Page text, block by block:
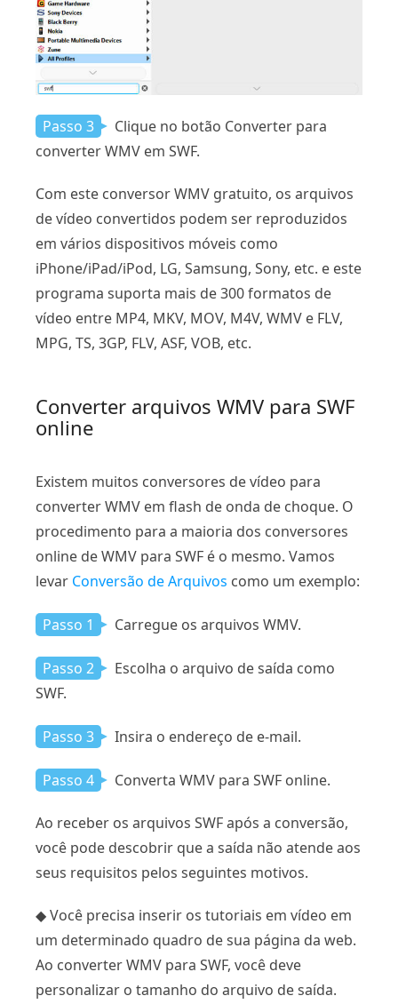
Passo 3
Clique no botão Converter para
converter WMV em SWF.
Com este conversor WMV gratuito, os arquivos
de vídeo convertidos podem ser reproduzidos
em vários dispositivos móveis como
iPhone/iPad/iPod, LG, Samsung, Sony, etc. e este
programa suporta mais de 300 formatos de
vídeo entre MP4, MKV, MOV, M4V, WMV e FLV,
MPG, TS, 3GP, FLV, ASF, VOB, etc.
Converter arquivos WMV para SWF
online
Existem muitos conversores de vídeo para
converter WMV em flash de onda de choque. O
procedimento para a maioria dos conversores
online de WMV para SWF é o mesmo. Vamos
levar Conversão de Arquivos como um exemplo:
Passo 1 Carregue os arquivos WMV.
Passo 2
Escolha o arquivo de saída como
SWF.
Passo 3 Insira o endereço de e-mail.
Passo 4 Converta WMV para SWF online.
Ao receber os arquivos SWF após a conversão,
você pode descobrir que a saída não atende aos
seus requisitos pelos seguintes motivos.
◆ Você precisa inserir os tutoriais em vídeo em
um determinado quadro de sua página da web.
Ao converter WMV para SWF, você deve
personalizar o tamanho do arquivo de saída.